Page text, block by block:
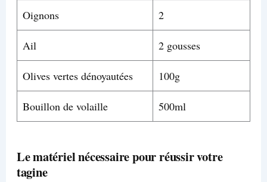
Oignons 2
Ail 2 gousses
Olives vertes dénoyautées 100g
Bouillon de volaille 500ml
Le matériel nécessaire pour réussir votre
tagine